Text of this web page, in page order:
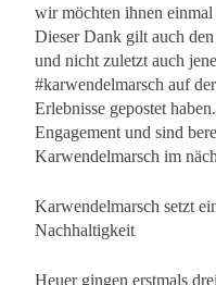
wir möchten ihnen
Dieser Dank gilt auch
und nicht zuletzt auch
#karwendelmarsch auf
Erlebnisse gepostet
Engagement und sind
Karwendelmarsch im
Karwendelmarsch setzt
Nachhaltigkeit
Heuer gingen erstmals